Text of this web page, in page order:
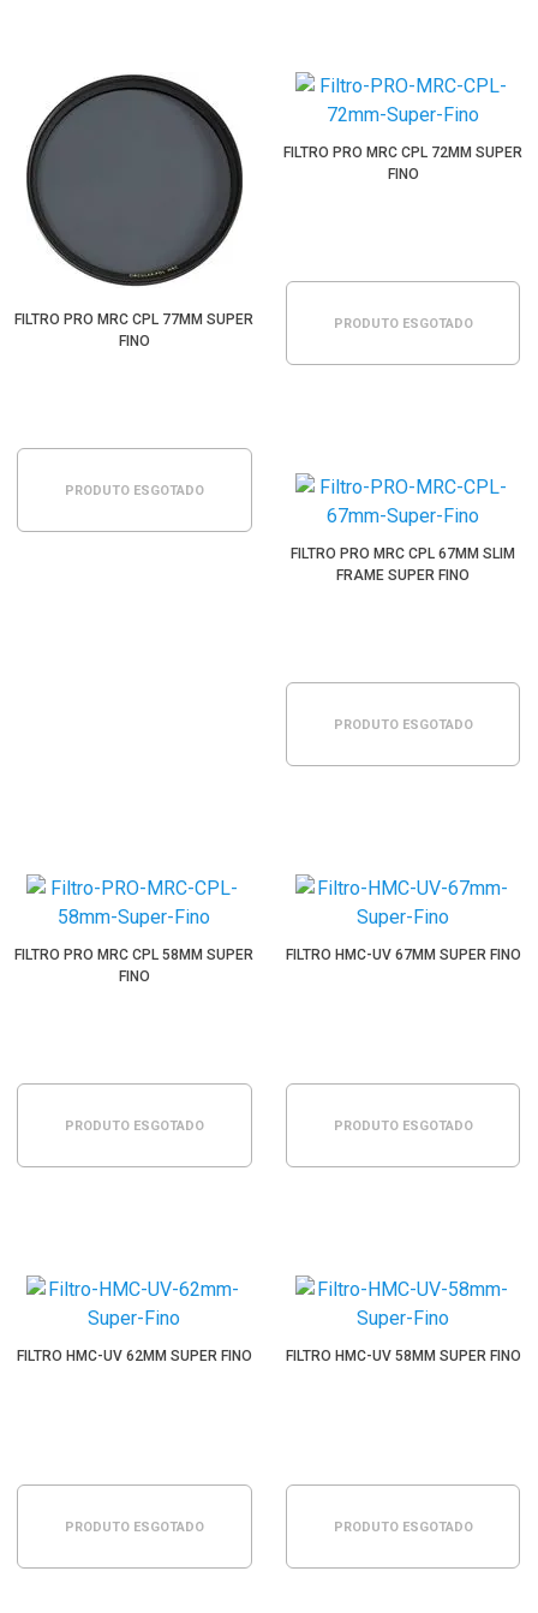
FILTRO PRO MRC CPL 77MM SUPER
FINO
PRODUTO ESGOTADO
FILTRO PRO MRC CPL 72MM SUPER
FINO
PRODUTO ESGOTADO
FILTRO PRO MRC CPL 67MM SLIM
FRAME SUPER FINO
PRODUTO ESGOTADO
FILTRO PRO MRC CPL 58MM SUPER
FINO
PRODUTO ESGOTADO
FILTRO HMC-UV 67MM SUPER FINO
PRODUTO ESGOTADO
FILTRO HMC-UV 62MM SUPER FINO
PRODUTO ESGOTADO
FILTRO HMC-UV 58MM SUPER FINO
PRODUTO ESGOTADO